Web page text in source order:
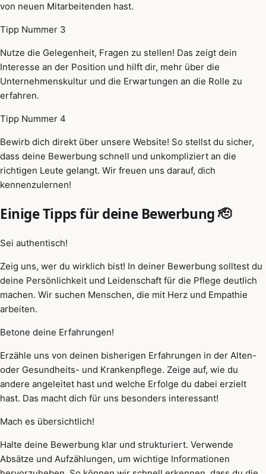
von neuen Mitarbeitenden hast.
Tipp Nummer 3
Nutze die Gelegenheit, Fragen zu stellen! Das zeigt dein
Interesse an der Position und hilft dir, mehr über die
Unternehmenskultur und die Erwartungen an die Rolle zu
erfahren.
Tipp Nummer 4
Bewirb dich direkt über unsere Website! So stellst du sicher,
dass deine Bewerbung schnell und unkompliziert an die
richtigen Leute gelangt. Wir freuen uns darauf, dich
kennenzulernen!
Einige Tipps für deine Bewerbung 🫡
Sei authentisch!
Zeig uns, wer du wirklich bist! In deiner Bewerbung solltest du
deine Persönlichkeit und Leidenschaft für die Pflege deutlich
machen. Wir suchen Menschen, die mit Herz und Empathie
arbeiten.
Betone deine Erfahrungen!
Erzähle uns von deinen bisherigen Erfahrungen in der Alten-
oder Gesundheits- und Krankenpflege. Zeige auf, wie du
andere angeleitet hast und welche Erfolge du dabei erzielt
hast. Das macht dich für uns besonders interessant!
Mach es übersichtlich!
Halte deine Bewerbung klar und strukturiert. Verwende
Absätze und Aufzählungen, um wichtige Informationen